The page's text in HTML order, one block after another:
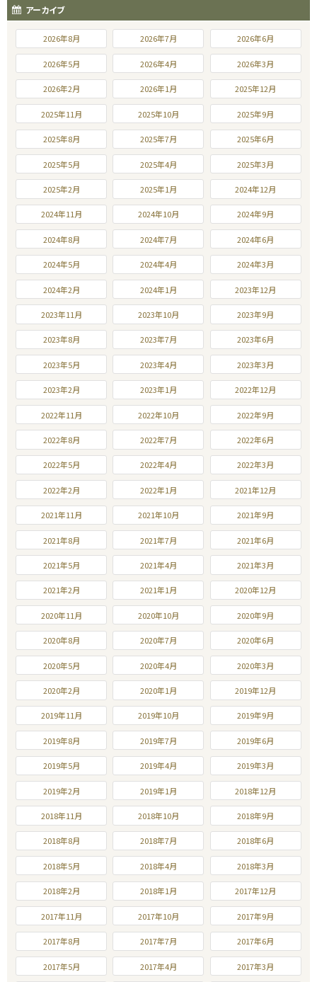
アーカイブ
2026年8月 2026年7月 2026年6月
2026年5月 2026年4月 2026年3月
2026年2月 2026年1月 2025年12月
2025年11月 2025年10月 2025年9月
2025年8月 2025年7月 2025年6月
2025年5月 2025年4月 2025年3月
2025年2月 2025年1月 2024年12月
2024年11月 2024年10月 2024年9月
2024年8月 2024年7月 2024年6月
2024年5月 2024年4月 2024年3月
2024年2月 2024年1月 2023年12月
2023年11月 2023年10月 2023年9月
2023年8月 2023年7月 2023年6月
2023年5月 2023年4月 2023年3月
2023年2月 2023年1月 2022年12月
2022年11月 2022年10月 2022年9月
2022年8月 2022年7月 2022年6月
2022年5月 2022年4月 2022年3月
2022年2月 2022年1月 2021年12月
2021年11月 2021年10月 2021年9月
2021年8月 2021年7月 2021年6月
2021年5月 2021年4月 2021年3月
2021年2月 2021年1月 2020年12月
2020年11月 2020年10月 2020年9月
2020年8月 2020年7月 2020年6月
2020年5月 2020年4月 2020年3月
2020年2月 2020年1月 2019年12月
2019年11月 2019年10月 2019年9月
2019年8月 2019年7月 2019年6月
2019年5月 2019年4月 2019年3月
2019年2月 2019年1月 2018年12月
2018年11月 2018年10月 2018年9月
2018年8月 2018年7月 2018年6月
2018年5月 2018年4月 2018年3月
2018年2月 2018年1月 2017年12月
2017年11月 2017年10月 2017年9月
2017年8月 2017年7月 2017年6月
2017年5月 2017年4月 2017年3月